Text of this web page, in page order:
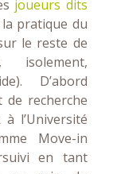
joueurs dits
pratique du
le reste de
isolement,
D’abord
de recherche
l’Université
Move-in
en tant